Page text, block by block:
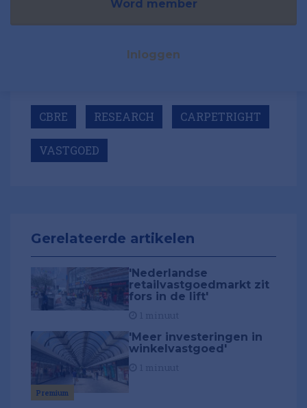
Word member
Inloggen
CBRE RESEARCH CARPETRIGHT
VASTGOED
Gerelateerde artikelen
'Nederlandse
retailvastgoedmarkt zit
fors in de lift'
Premium
'Meer investeringen in
winkelvastgoed'